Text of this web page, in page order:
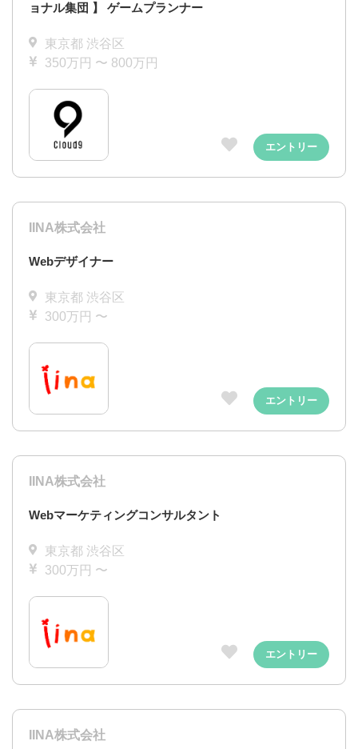
ョナル集団 】 ゲームプランナー
東京都 渋谷区
350万円 〜 800万円
エントリー
IINA株式会社
Webデザイナー
東京都 渋谷区
300万円 〜
エントリー
IINA株式会社
Webマーケティングコンサルタント
東京都 渋谷区
300万円 〜
エントリー
IINA株式会社